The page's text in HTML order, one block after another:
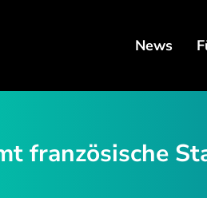
News
französische